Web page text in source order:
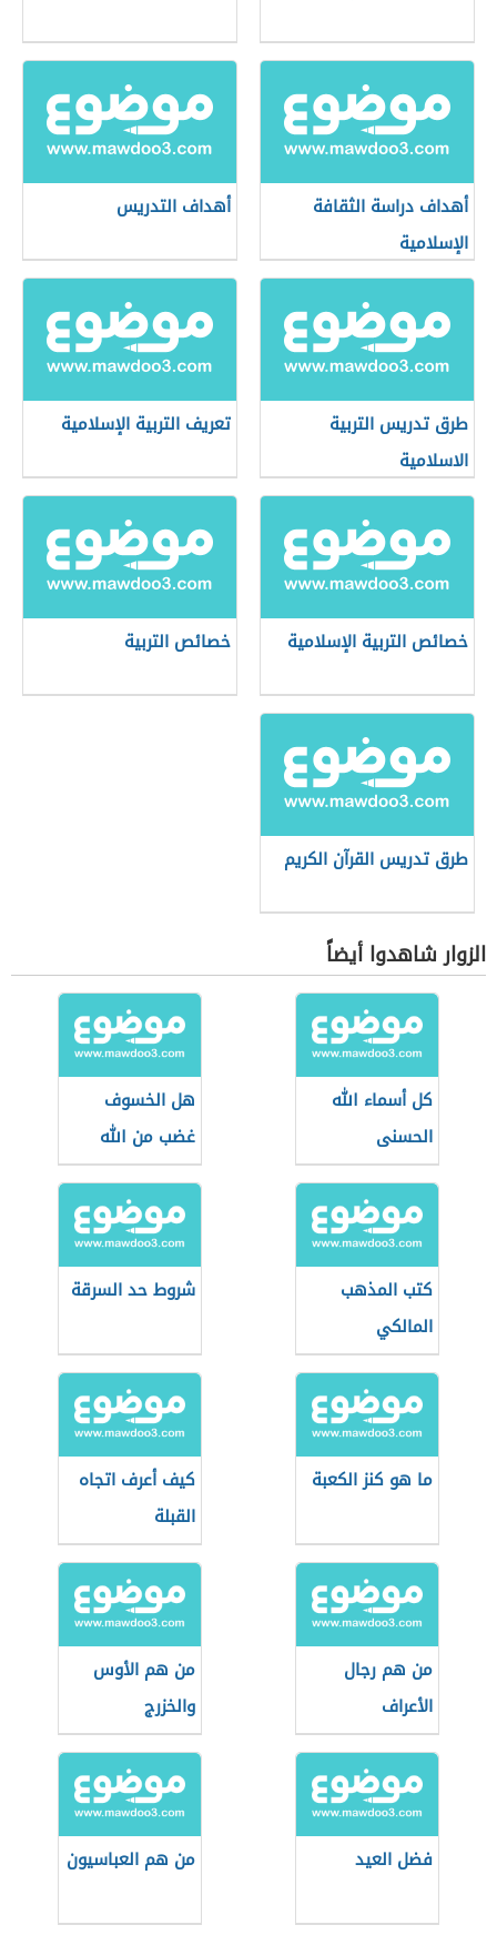
أهداف دراسة الثقافة
الإسلامية
أهداف التدريس
طرق تدريس التربية
الاسلامية
تعريف التربية الإسلامية
خصائص التربية الإسلامية خصائص التربية
طرق تدريس القرآن الكريم
الزوار شاهدوا أيضاً
كل أسماء الله
الحسنى
هل الخسوف
غضب من الله
كتب المذهب
المالكي
شروط حد السرقة
ما هو كنز الكعبة
كيف أعرف اتجاه
القبلة
من هم رجال
الأعراف
من هم الأوس
والخزرج
فضل العيد من هم العباسيون